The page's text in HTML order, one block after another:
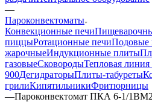
—
Пароконвектоматы
Конвекционные печи
пиццыРотационные печиПодовые
жарочныеИндукционные плиты
газовыеСковородыТепловая линия
900ДегидраторыПлиты-табуреты
грилиКипятильникиФритюрницы
—Пароконвектомат ПКА 6-1/1ВМ2